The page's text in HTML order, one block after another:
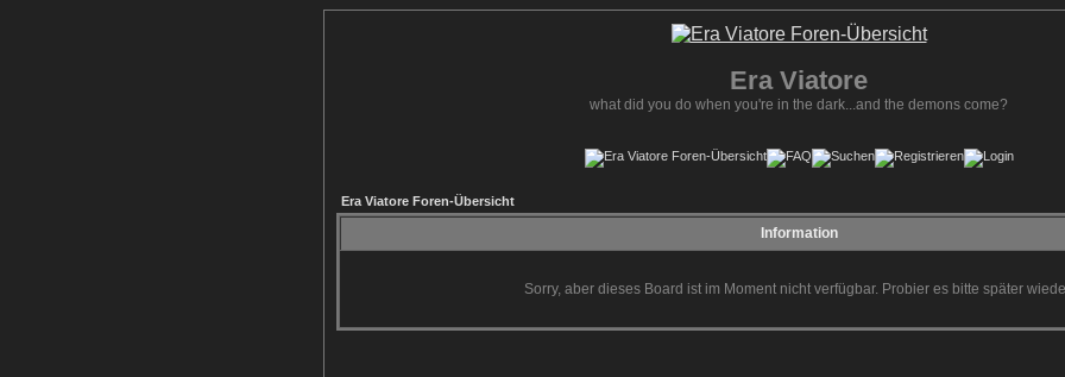
Era Viatore
what did you do when you're in the dark...and the demons come?
Era Viatore Foren-Übersicht
Information
Sorry, aber dieses Board ist im Moment nicht verfügbar. Probier es bitte später